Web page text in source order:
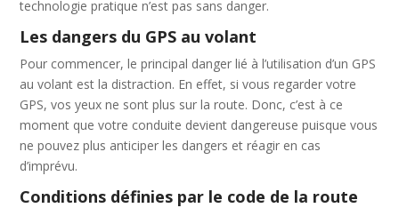
technologie pratique n’est pas sans danger.
Les dangers du GPS au volant
Pour commencer, le principal danger lié à l’utilisation d’un GPS
au volant est la distraction. En effet, si vous regarder votre
GPS, vos yeux ne sont plus sur la route. Donc, c’est à ce
moment que votre conduite devient dangereuse puisque vous
ne pouvez plus anticiper les dangers et réagir en cas
d’imprévu.
Conditions définies par le code de la route